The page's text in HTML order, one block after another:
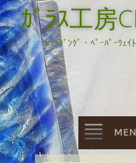
ｶﾞﾗｽ工房
ﾋｭｰｼﾞﾝｸﾞ・ﾍﾟｰﾊﾟｰｳｪ